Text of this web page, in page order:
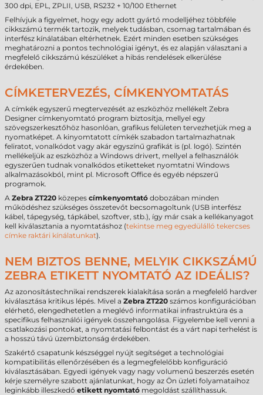
300 dpi, EPL, ZPLII, USB, RS232 + 10/100 Ethernet
Felhívjuk a figyelmet, hogy egy adott gyártó modelljéhez többféle
cikkszámú termék tartozik, melyek tudásban, csomag tartalmában és
interfész kínálatában eltérhetnek. Ezért minden esetben szükséges
meghatározni a pontos technológiai igényt, és ez alapján választani a
megfelelő cikkszámú készüléket a hibás rendelések elkerülése
érdekében.
CÍMKETERVEZÉS, CÍMKENYOMTATÁS
A címkék egyszerű megtervezését az eszközhöz mellékelt Zebra
Designer címkenyomtató program biztosítja, mellyel egy
szövegszerkesztőhöz hasonlóan, grafikus felületen tervezhetjük meg a
nyomatképet. A kinyomtatott címkék szabadon tartalmazhatnak
feliratot, vonalkódot vagy akár egyszínű grafikát is (pl. logó). Szintén
mellékeljük az eszközhöz a Windows drivert, mellyel a felhasználók
egyszerűen tudnak vonalkódos etiketteket nyomtatni Windows
alkalmazásokból, mint pl. Microsoft Office és egyéb népszerű
programok.
A Zebra ZT220 közepes címkenyomtató dobozában minden
működéshez szükséges összetevőt becsomagoltunk (USB interfész
kábel, tápegység, tápkábel, szoftver, stb.), így már csak a kellékanyagot
kell kiválasztania a nyomtatáshoz (tekintse meg egyedülálló tekercses
címke raktári kínálatunkat).
NEM BIZTOS BENNE, MELYIK CIKKSZÁMÚ
ZEBRA ETIKETT NYOMTATÓ AZ IDEÁLIS?
Az azonosítástechnikai rendszerek kialakítása során a megfelelő hardver
kiválasztása kritikus lépés. Mivel a Zebra ZT220 számos konfigurációban
elérhető, elengedhetetlen a meglévő informatikai infrastruktúra és a
specifikus felhasználói igények összehangolása. Figyelembe kell venni a
csatlakozási pontokat, a nyomtatási felbontást és a várt napi terhelést is
a hosszú távú üzembiztonság érdekében.
Szakértő csapatunk készséggel nyújt segítséget a technológiai
kompatibilitás ellenőrzésében és a legmegfelelőbb konfiguráció
kiválasztásában. Egyedi igények vagy nagy volumenű beszerzés esetén
kérje személyre szabott ajánlatunkat, hogy az Ön üzleti folyamataihoz
leginkább illeszkedő etikett nyomtató megoldást szállíthassuk.